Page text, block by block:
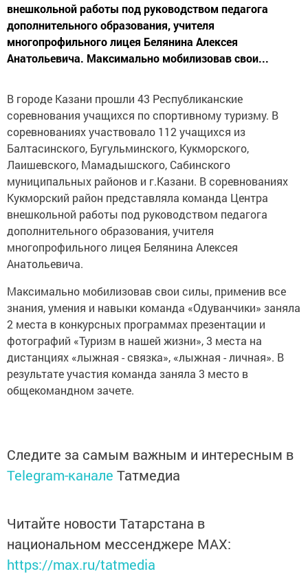
внешкольной работы под руководством педагога
дополнительного образования, учителя
многопрофильного лицея Белянина Алексея
Анатольевича. Максимально мобилизовав свои...
В городе Казани прошли 43 Республиканские
соревнования учащихся по спортивному туризму. В
соревнованиях участвовало 112 учащихся из
Балтасинского, Бугульминского, Кукморского,
Лаишевского, Мамадышского, Сабинского
муниципальных районов и г.Казани. В соревнованиях
Кукморский район представляла команда Центра
внешкольной работы под руководством педагога
дополнительного образования, учителя
многопрофильного лицея Белянина Алексея
Анатольевича.
Максимально мобилизовав свои силы, применив все
знания, умения и навыки команда «Одуванчики» заняла
2 места в конкурсных программах презентации и
фотографий «Туризм в нашей жизни», 3 места на
дистанциях «лыжная - связка», «лыжная - личная». В
результате участия команда заняла 3 место в
общекомандном зачете.
Следите за самым важным и интересным в
Telegram-канале Татмедиа
Читайте новости Татарстана в
национальном мессенджере MАХ:
https://max.ru/tatmedia